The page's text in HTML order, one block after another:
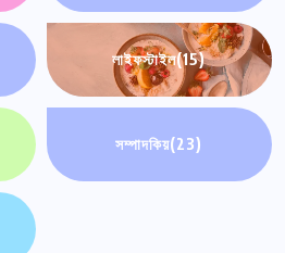
লাইফস্টাইল(15)
সম্পাদকিয়(23)